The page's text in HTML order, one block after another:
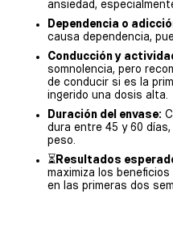
ansiedad,
Dependencia o
causa dependencia,
Conducción y
somnolencia, pero
de conducir si es la
ingerido una dosis alta.
Duración del envase:
dura entre 45 y 60
peso.
⏳ Resultados
maximiza los
en las primeras dos